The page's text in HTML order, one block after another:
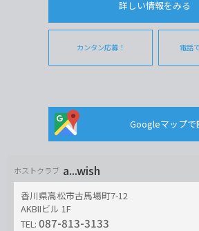
詳しい情報をみる
カンタン応募！ 電話
Googleマップで
ホストクラブ a...wish
香川県高松市古馬場町7-12
AKBIIビル 1F
TEL: 087-813-3133